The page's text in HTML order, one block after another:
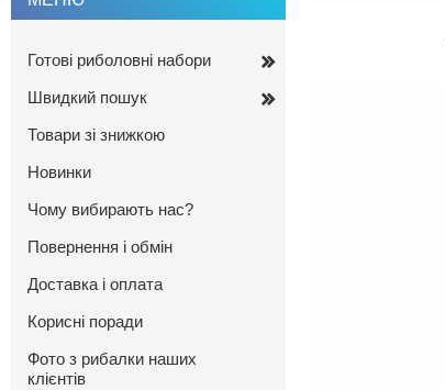
Готові риболовні набори
Швидкий пошук
Товари зі знижкою
Новинки
Чому вибирають нас?
Повернення і обмін
Доставка і оплата
Корисні поради
Фото з рибалки наших
клієнтів